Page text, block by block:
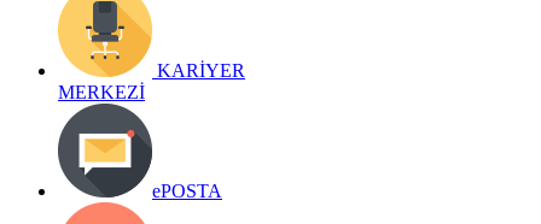
KARİYER
MERKEZİ
ePOSTA